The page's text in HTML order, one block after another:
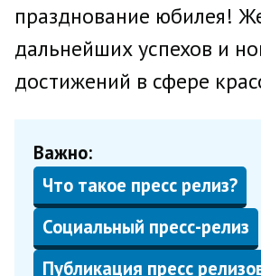
празднование юбилея!
дальнейших успехов и
достижений в сфере
Важно:
Что такое пресс релиз?
Социальный пресс-релиз
Публикация пресс